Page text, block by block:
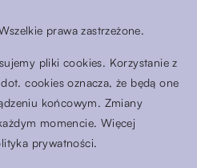
prawa zastrzeżone.
pliki cookies. Korzystanie z
cookies oznacza, że będą one
końcowym. Zmiany
momencie. Więcej
prywatności.